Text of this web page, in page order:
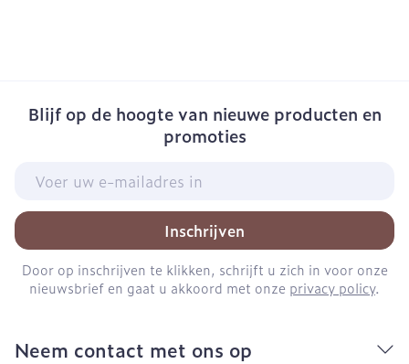
Blijf op de hoogte van nieuwe producten en
promoties
Inschrijven
Door op inschrijven te klikken, schrijft u zich in voor onze
nieuwsbrief en gaat u akkoord met onze privacy policy.
Neem contact met ons op